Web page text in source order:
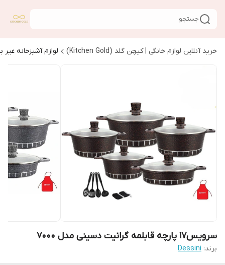
جستجو
خرید آنلاین لوازم خانگی | کیچن گلد (Kitchen Gold) لوازم آشپزخانه غیر
سرویس17 پارچه قابلمه گرانیت دسینی مدل 7000
برند: Dessini